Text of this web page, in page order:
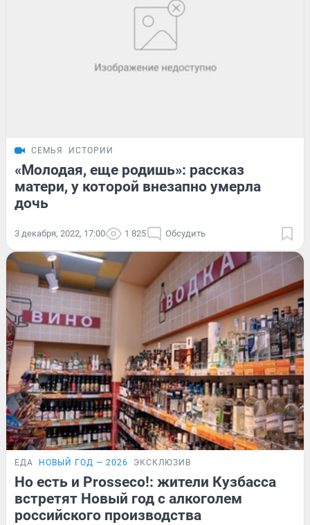
СЕМЬЯ ИСТОРИИ
«Молодая, еще родишь»: рассказ
матери, у которой внезапно умерла
дочь
3 декабря, 2022, 17:00 1 825 Обсудить
ЕДА НОВЫЙ ГОД — 2026 ЭКСКЛЮЗИВ
Но есть и Prosseco!: жители Кузбасса
встретят Новый год с алкоголем
российского производства